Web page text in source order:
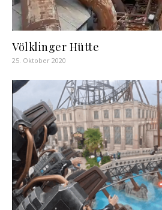
Völklinger Hütte
25. Oktober 2020